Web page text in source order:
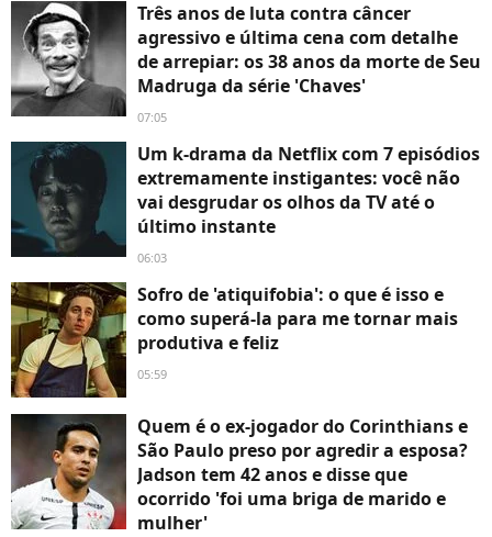
Três anos de luta contra câncer
agressivo e última cena com detalhe
de arrepiar: os 38 anos da morte de Seu
Madruga da série 'Chaves'
07:05
Um k-drama da Netflix com 7 episódios
extremamente instigantes: você não
vai desgrudar os olhos da TV até o
último instante
06:03
Sofro de 'atiquifobia': o que é isso e
como superá-la para me tornar mais
produtiva e feliz
05:59
Quem é o ex-jogador do Corinthians e
São Paulo preso por agredir a esposa?
Jadson tem 42 anos e disse que
ocorrido 'foi uma briga de marido e
mulher'